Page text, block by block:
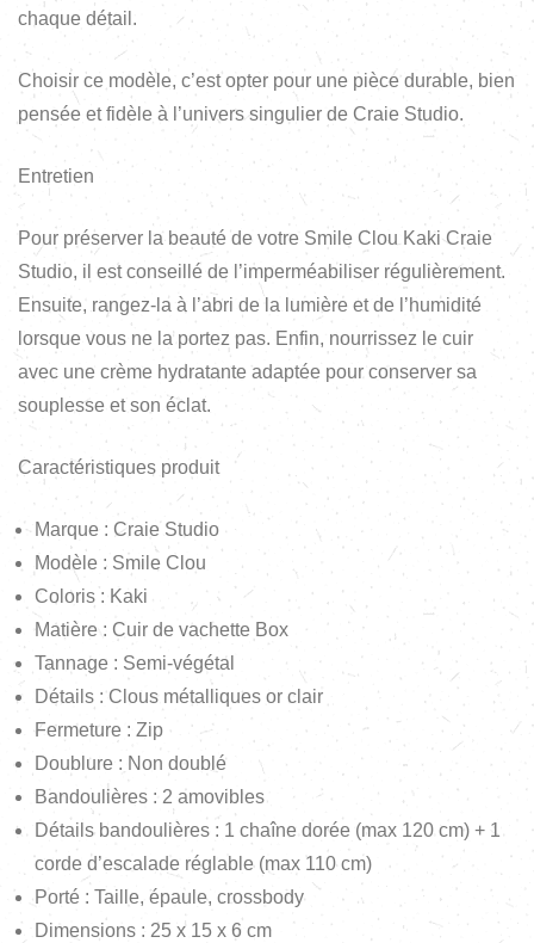
chaque détail.
Choisir ce modèle, c’est opter pour une pièce durable, bien
pensée et fidèle à l’univers singulier de Craie Studio.
Entretien
Pour préserver la beauté de votre Smile Clou Kaki Craie
Studio, il est conseillé de l’imperméabiliser régulièrement.
Ensuite, rangez-la à l’abri de la lumière et de l’humidité
lorsque vous ne la portez pas. Enfin, nourrissez le cuir
avec une crème hydratante adaptée pour conserver sa
souplesse et son éclat.
Caractéristiques produit
Marque : Craie Studio
Modèle : Smile Clou
Coloris : Kaki
Matière : Cuir de vachette Box
Tannage : Semi-végétal
Détails : Clous métalliques or clair
Fermeture : Zip
Doublure : Non doublé
Bandoulières : 2 amovibles
Détails bandoulières : 1 chaîne dorée (max 120 cm) + 1
corde d’escalade réglable (max 110 cm)
Porté : Taille, épaule, crossbody
Dimensions : 25 x 15 x 6 cm